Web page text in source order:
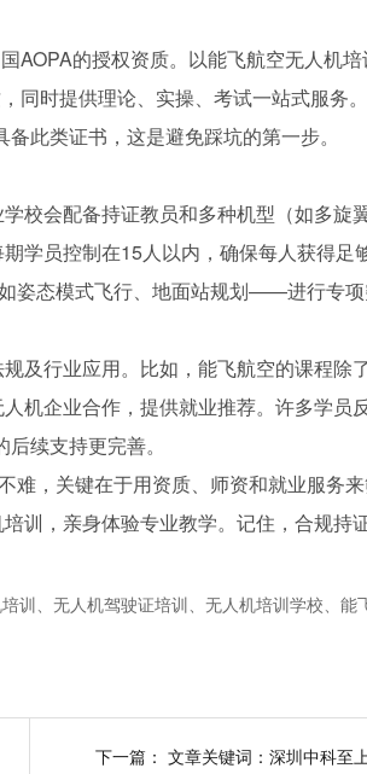
AOPA的授权资质。以能飞航空无人机
同时提供理论、实操、考试一站式服务
此类证书，这是避免踩坑的第一步。
校会配备持证教员和多种机型（如多旋
学员控制在15人以内，确保每人获得足
姿态模式飞行、地面站规划——进行专项
及行业应用。比如，能飞航空的课程除
机企业合作，提供就业推荐。许多学员
续支持更完善。
难，关键在于用资质、师资和就业服务
训，亲身体验专业教学。记住，合规持
训、无人机驾驶证培训、无人机培训学校、能
下一篇：